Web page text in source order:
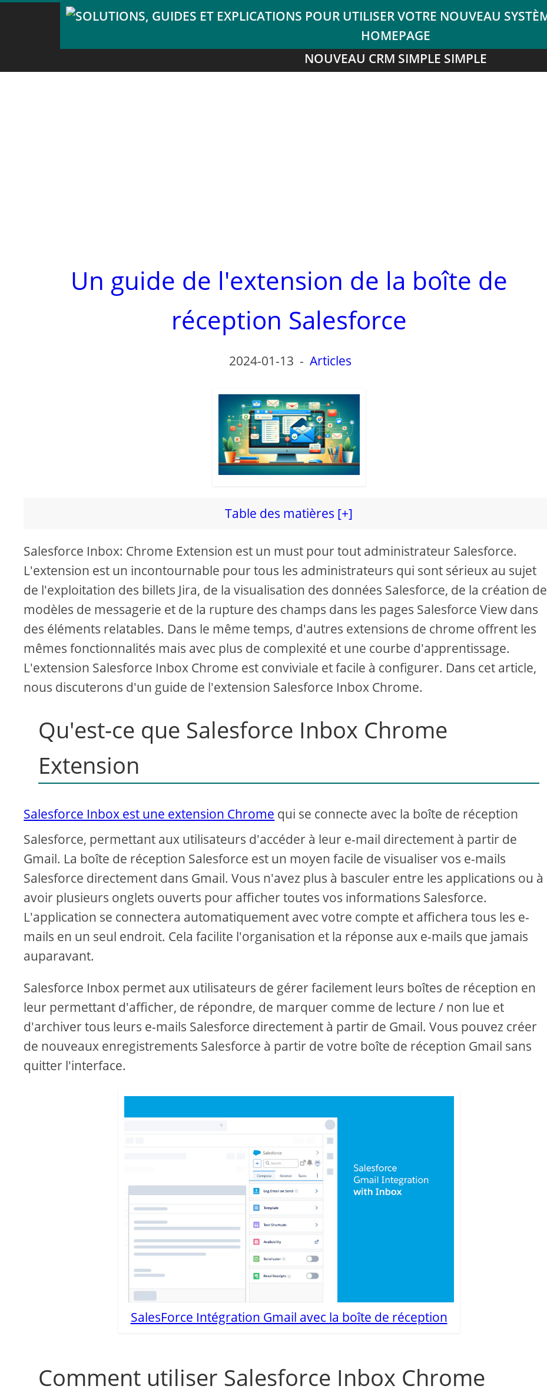
NOUVEAU CRM SIMPLE SIMPLE
Un guide de l'extension de la boîte de
réception Salesforce
2024-01-13 -Articles
Table des matières [+]
Salesforce Inbox: Chrome Extension est un must pour tout administrateur Salesforce.
L'extension est un incontournable pour tous les administrateurs qui sont sérieux au sujet
de l'exploitation des billets Jira, de la visualisation des données Salesforce, de la création de
modèles de messagerie et de la rupture des champs dans les pages Salesforce View dans
des éléments relatables. Dans le même temps, d'autres extensions de chrome offrent les
mêmes fonctionnalités mais avec plus de complexité et une courbe d'apprentissage.
L'extension Salesforce Inbox Chrome est conviviale et facile à configurer. Dans cet article,
nous discuterons d'un guide de l'extension Salesforce Inbox Chrome.
Qu'est-ce que Salesforce Inbox Chrome
Extension
Salesforce Inbox est une extension Chrome qui se connecte avec la boîte de réception
Salesforce, permettant aux utilisateurs d'accéder à leur e-mail directement à partir de
Gmail. La boîte de réception Salesforce est un moyen facile de visualiser vos e-mails
Salesforce directement dans Gmail. Vous n'avez plus à basculer entre les applications ou à
avoir plusieurs onglets ouverts pour afficher toutes vos informations Salesforce.
L'application se connectera automatiquement avec votre compte et affichera tous les e-
mails en un seul endroit. Cela facilite l'organisation et la réponse aux e-mails que jamais
auparavant.
Salesforce Inbox permet aux utilisateurs de gérer facilement leurs boîtes de réception en
leur permettant d'afficher, de répondre, de marquer comme de lecture / non lue et
d'archiver tous leurs e-mails Salesforce directement à partir de Gmail. Vous pouvez créer
de nouveaux enregistrements Salesforce à partir de votre boîte de réception Gmail sans
quitter l'interface.
SalesForce Intégration Gmail avec la boîte de réception
Comment utiliser Salesforce Inbox Chrome